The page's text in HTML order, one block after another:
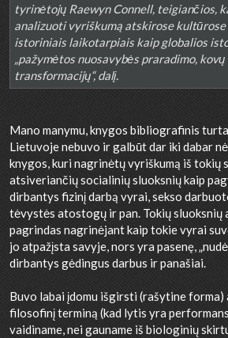
tyrinėtojų Raewyn Connell, teigiančios,
analizuoti vyriškumą atskirose
istoriniais laikotarpiais kaip globalios
„pažymėtos nuosavybės praradimo, kovų
transformacijų“, dalį.
Mano manymu, knygos bibliografinis
Lietuvoje nebuvo ir galbūt dar iki dabar
knygos, kuri nagrinėtų vyriškumą iš tokių
atsiveriančių socialinių sluoksnių kaip
dirbantys fizinį darbą vyrai, sekso
tėvystės atostogų ir pan. Tokių
pagrindas nagrinėjant kaip tokie vyrai
jo atpažįsta savyje, nors yra pasenę,
dirbantys gėdingus darbus ir panašiai.
Buvo labai įdomu išgirsti (rašytine forma)
filosofinį terminą (kad lytis yra
vaidiname, nei gauname iš biologinių